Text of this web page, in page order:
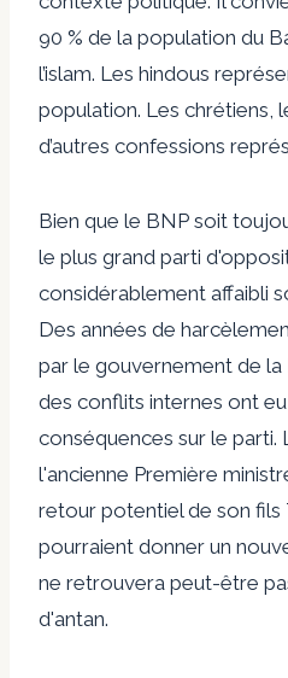
90 % de la population du
l’islam. Les hindous
population. Les chrétiens,
d’autres confessions
Bien que le BNP soit
le plus grand parti
considérablement affaibli
Des années de
par le gouvernement de la
des conflits internes ont
conséquences sur le
l'ancienne Première
retour potentiel de son fils
pourraient donner un
ne retrouvera peut-être
d'antan.